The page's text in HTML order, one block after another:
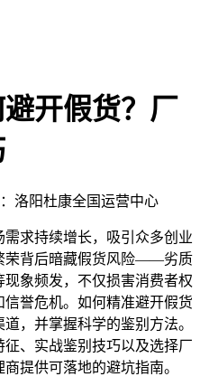
开假货？厂
洛阳杜康全国运营中心
求持续增长，吸引众多创业
荣背后暗藏假货风险——劣质
象频发，不仅损害消费者权
誉危机。如何精准避开假货
，并掌握科学的鉴别方法。
、实战鉴别技巧以及选择厂
提供可落地的避坑指南。